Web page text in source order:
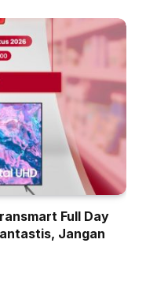
Full Day
Jangan